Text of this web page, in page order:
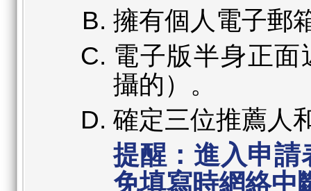
擁有個人電子郵
電子版半身正
攝的）。
確定三位推薦人
提醒：進入申請
免填寫時網絡中